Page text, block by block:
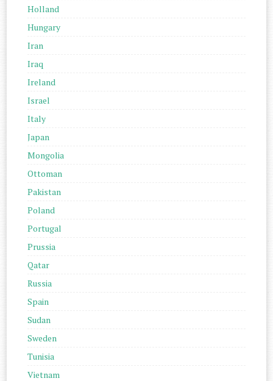
Holland
Hungary
Iran
Iraq
Ireland
Israel
Italy
Japan
Mongolia
Ottoman
Pakistan
Poland
Portugal
Prussia
Qatar
Russia
Spain
Sudan
Sweden
Tunisia
Vietnam